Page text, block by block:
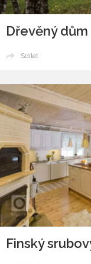
Dřevěný dům
Sdílet
Finský